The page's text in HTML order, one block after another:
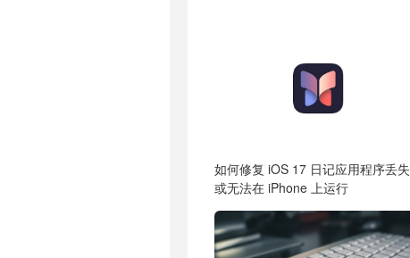
如何修复 iOS 17 日记应用程序丢失
或无法在 iPhone 上运行